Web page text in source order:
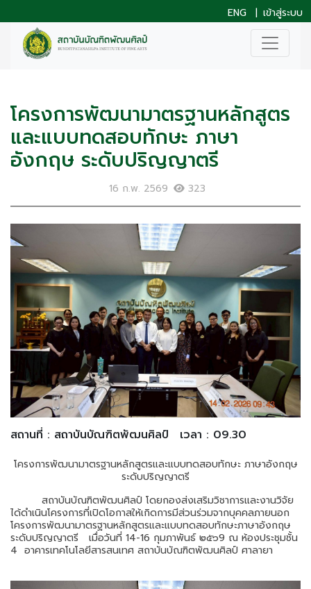
ENG | เข้าสู่ระบบ
โครงการพัฒนามาตรฐานหลักสูตร
และแบบทดสอบทักษะ ภาษา
อังกฤษ ระดับปริญญาตรี
16 ก.พ. 2569 323
สถานที่ : สถาบันบัณฑิตพัฒนศิลป์ เวลา : 09.30
โครงการพัฒนามาตรฐานหลักสูตรและแบบทดสอบทักษะ ภาษาอังกฤษ
ระดับปริญญาตรี
สถาบันบัณฑิตพัฒนศิลป์ โดยกองส่งเสริมวิชาการและงานวิจัย
ได้ดำเนินโครงการที่เปิดโอกาสให้เกิดการมีส่วนร่วมจากบุคคลภายนอก
โครงการพัฒนามาตรฐานหลักสูตรและแบบทดสอบทักษะภาษาอังกฤษ
ระดับปริญญาตรี เมื่อวันที่ 14-16 กุมภาพันธ์ ๒๕๖9 ณ ห้องประชุมชั้น
4 อาคารเทคโนโลยีสารสนเทศ สถาบันบัณฑิตพัฒนศิลป์ ศาลายา